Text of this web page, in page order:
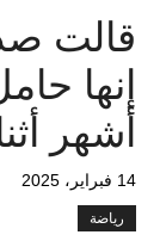
قالت
إنها
أشهر
14 فبراير، 2025
رياضة